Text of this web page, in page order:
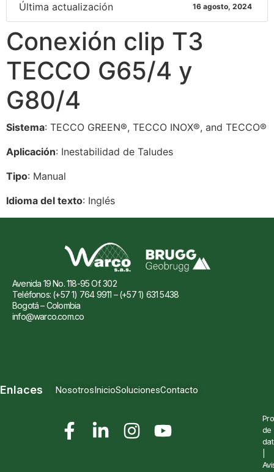
Última actualización 16 agosto, 2024
Conexión clip T3
TECCO G65/4 y
G80/4
Sistema: TECCO GREEN®, TECCO INOX®, and TECCO®
Aplicación: Inestabilidad de Taludes
Tipo: Manual
Idioma del texto: Inglés
Avenida 19 No. 118-95 Of. 302
Teléfonos: (+57 1) 764 9911 – (+57 1) 631 5438
Bogotá – Colombia
info@warco.com.co
Enlaces NosotrosInicioSolucionesContacto
de